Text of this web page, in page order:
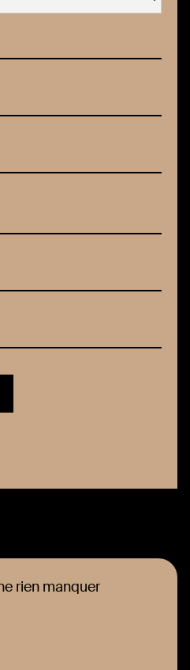
rien manquer